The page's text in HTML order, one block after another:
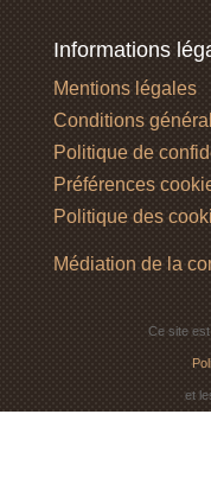
Informations
Mentions légales
Conditions
Politique de
Préférences
Politique des
Médiation de la
Ce site
et